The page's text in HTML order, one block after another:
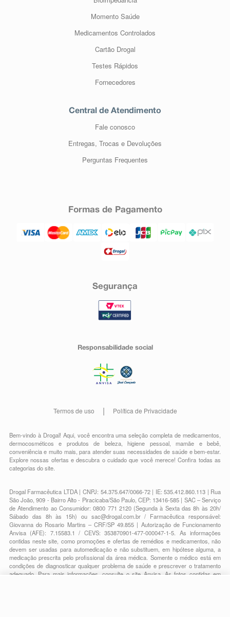
Momento Saúde
Medicamentos Controlados
Cartão Drogal
Testes Rápidos
Fornecedores
Central de Atendimento
Fale conosco
Entregas, Trocas e Devoluções
Perguntas Frequentes
Formas de Pagamento
Segurança
Responsabilidade social
Termos de uso Política de Privacidade
Bem-vindo à Drogal! Aqui, você encontra uma seleção completa demedicamentos
dermocosméticos e produtos de beleza,higiene pessoal,mamãe e bebê
conveniênciae muito mais, para atender suas necessidades de saúde e bem-estar.
Explore nossas ofertas e descubra o cuidado que você merece!Confira todas as
categorias do site.
Drogal Farmacêutica LTDA | CNPJ: 54.375.647/0066-72 | IE: 535.412.860.113 | Rua
São João, 909 - Bairro Alto - Piracicaba/São Paulo, CEP: 13416-585 | SAC – Serviço
de Atendimento ao Consumidor: 0800 771 2120 (Segunda à Sexta das 8h às 20h/
Sábado das 8h às 15h) ou sac@drogal.com.br/ Farmacêutica responsável:
Giovanna do Rosario Martins – CRF/SP 49.855 | Autorização de Funcionamento
Anvisa (AFE): 7.15583.1 / CEVS: 353870901-477-000047-1-5. As informações
contidas neste site, como promoções e ofertas de remédios e medicamentos, não
devem ser usadas para automedicação e não substituem, em hipótese alguma, a
medicação prescrita pelo profissional da área médica. Somente o médico está em
condições de diagnosticar qualquer problema de saúde e prescrever o tratamento
adequado. Para mais informações, consulte o site Anvisa. As fotos contidas em